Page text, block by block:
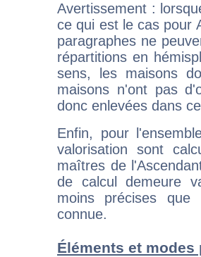
Avertissement :
ce qui est le cas pour
paragraphes ne
répartitions en
sens, les maisons
maisons n'ont pas
donc enlevées dans
Enfin, pour
valorisation sont
maîtres de
de calcul demeure
moins précises que
connue.
Éléments et